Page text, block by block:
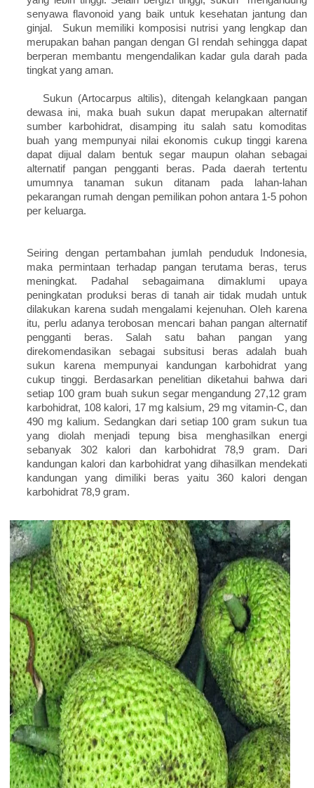
senyawa flavonoid yang baik untuk kesehatan jantung dan
ginjal. Sukun memiliki komposisi nutrisi yang lengkap dan
merupakan bahan pangan dengan GI rendah sehingga dapat
berperan membantu mengendalikan kadar gula darah pada
tingkat yang aman.
Sukun (Artocarpus altilis), ditengah kelangkaan pangan
dewasa ini, maka buah sukun dapat merupakan alternatif
sumber karbohidrat, disamping itu salah satu komoditas
buah yang mempunyai nilai ekonomis cukup tinggi karena
dapat dijual dalam bentuk segar maupun olahan sebagai
alternatif pangan pengganti beras. Pada daerah tertentu
umumnya tanaman sukun ditanam pada lahan-lahan
pekarangan rumah dengan pemilikan pohon antara 1-5 pohon
per keluarga.
Seiring dengan pertambahan jumlah penduduk Indonesia,
maka permintaan terhadap pangan terutama beras, terus
meningkat. Padahal sebagaimana dimaklumi upaya
peningkatan produksi beras di tanah air tidak mudah untuk
dilakukan karena sudah mengalami kejenuhan. Oleh karena
itu, perlu adanya terobosan mencari bahan pangan alternatif
pengganti beras. Salah satu bahan pangan yang
direkomendasikan sebagai subsitusi beras adalah buah
sukun karena mempunyai kandungan karbohidrat yang
cukup tinggi. Berdasarkan penelitian diketahui bahwa dari
setiap 100 gram buah sukun segar mengandung 27,12 gram
karbohidrat, 108 kalori, 17 mg kalsium, 29 mg vitamin-C, dan
490 mg kalium. Sedangkan dari setiap 100 gram sukun tua
yang diolah menjadi tepung bisa menghasilkan energi
sebanyak 302 kalori dan karbohidrat 78,9 gram. Dari
kandungan kalori dan karbohidrat yang dihasilkan mendekati
kandungan yang dimiliki beras yaitu 360 kalori dengan
karbohidrat 78,9 gram.